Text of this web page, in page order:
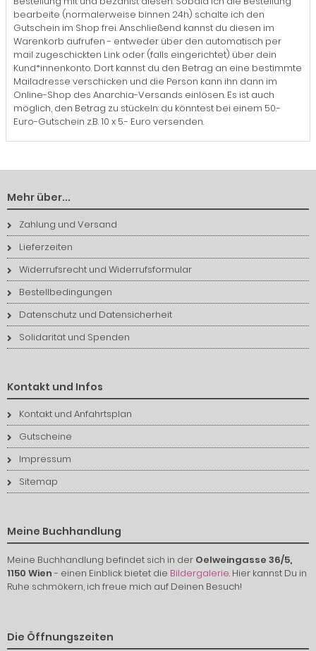
bearbeite (normalerweise binnen 24h) schalte ich den
Gutschein im Shop frei. Anschließend kannst du diesen im
Warenkorb aufrufen - entweder über den automatisch per
mail zugeschickten Link oder (falls eingerichtet) über dein
Kund*innenkonto. Dort kannst du den Betrag an eine bestimmte
Mailadresse verschicken und die Person kann ihn dann im
Online-Shop des Anarchia-Versands einlösen. Es ist auch
möglich, den Betrag zu stückeln: du könntest bei einem 50.-
Euro-Gutschein z.B. 10 x 5.- Euro versenden.
Mehr über...
Zahlung und Versand
Lieferzeiten
Widerrufsrecht und Widerrufsformular
Bestellbedingungen
Datenschutz und Datensicherheit
Solidarität und Spenden
Kontakt und Infos
Kontakt und Anfahrtsplan
Gutscheine
Impressum
Sitemap
Meine Buchhandlung
Meine Buchhandlung befindet sich in der Oelweingasse 36/5,
1150 Wien- einen Einblick bietet die Bildergalerie. Hier kannst Du in
Ruhe schmökern, ich freue mich auf Deinen Besuch!
Die Öffnungszeiten